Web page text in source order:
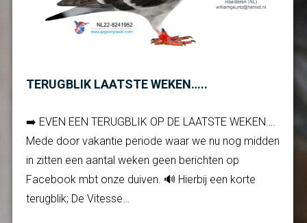
TERUGBLIK LAATSTE WEKEN…..
➡️ EVEN EEN TERUGBLIK OP DE LAATSTE WEKEN….
Mede door vakantie periode waar we nu nog midden
in zitten een aantal weken geen berichten op
Facebook mbt onze duiven. 🔊 Hierbij een korte
terugblik; De Vitesse…